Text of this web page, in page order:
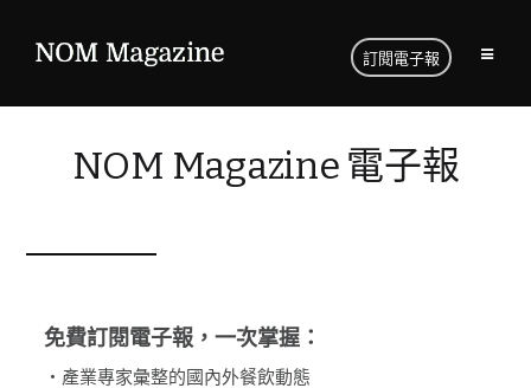
訂閱電子報
NOM Magazine 電子報
免費訂閱電子報，一次掌握：
・產業專家彙整的國內外餐飲動態